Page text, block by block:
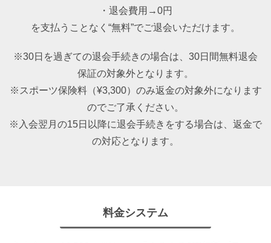
・退会費用→0円
を支払うことなく“無料”でご退会いただけます。
※30日を過ぎての退会手続きの場合は、30日間無料退会
保証の対象外となります。
※スポーツ保険料（¥3,300）のみ返金の対象外になります
のでご了承ください。
※入会翌月の15日以降に退会手続きをする場合は、返金で
の対応となります。
料金システム